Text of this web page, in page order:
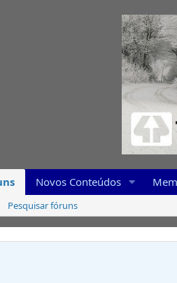
Novos Conteúdos
Pesquisar fóruns